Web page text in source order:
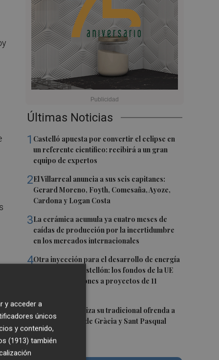
Últimas Noticias
1 Castelló apuesta por convertir el eclipse en
un referente científico: recibirá a un gran
equipo de expertos
2El Villarreal anuncia a sus seis capitanes:
Gerard Moreno, Foyth, Comesaña, Ayoze,
Cardona y Logan Costa
3La cerámica acumula ya cuatro meses de
caídas de producción por la incertidumbre
en los mercados internacionales
4Otra inyección para el desarrollo de energía
renovable en Castellón: los fondos de la UE
destinan 19 millones a proyectos de 11
5 El Villarreal realiza su tradicional ofrenda a
la Mare de Déu de Gràcia y Sant Pasqual
Baylón
y acceder a
únicos
y contenido,
(1913) también